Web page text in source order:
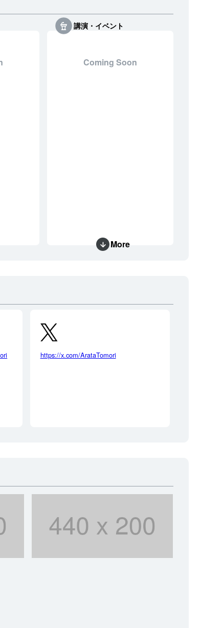
講演・イベント
Coming Soon
More
https://x.com/ArataTomori